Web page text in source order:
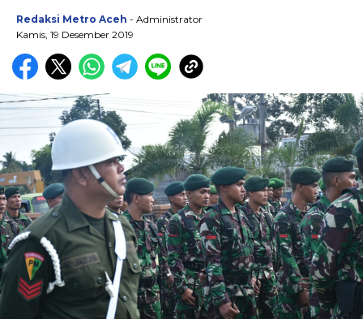
Redaksi Metro Aceh - Administrator
Kamis, 19 Desember 2019